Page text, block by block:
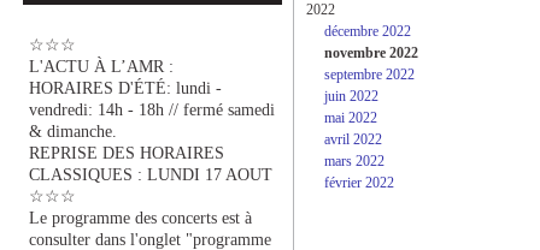
☆☆☆
L'ACTU À L’AMR :
HORAIRES D'ÉTÉ: lundi -
vendredi: 14h - 18h // fermé samedi
& dimanche.
REPRISE DES HORAIRES
CLASSIQUES : LUNDI 17 AOUT
☆☆☆
Le programme des concerts est à
consulter dans l'onglet "programme
2022
décembre 2022
novembre 2022
septembre 2022
juin 2022
mai 2022
avril 2022
mars 2022
février 2022